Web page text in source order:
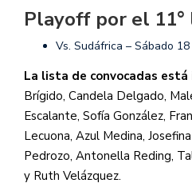
Playoff por el
Vs. Sudáfrica – Sábado
La lista de convocadas
Brígido, Candela Delgado,
Escalante, Sofía González,
Lecuona, Azul Medina,
Pedrozo, Antonella Reding,
y Ruth Velázquez.